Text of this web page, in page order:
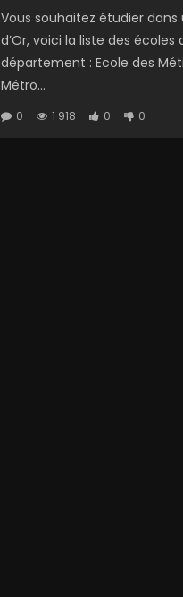
Vous souhaitez étudier dans
d’Or, voici la liste des écoles
département : Ecole des
Métro...
0 1 918 0 0